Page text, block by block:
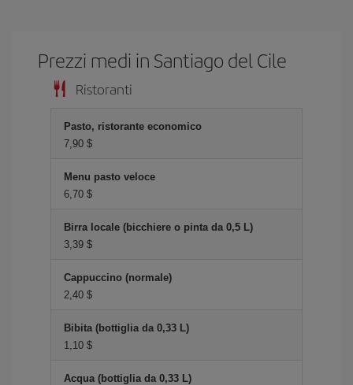
Prezzi medi in Santiago del Cile
Ristoranti
Pasto, ristorante economico
7,90 $
Menu pasto veloce
6,70 $
Birra locale (bicchiere o pinta da 0,5 L)
3,39 $
Cappuccino (normale)
2,40 $
Bibita (bottiglia da 0,33 L)
1,10 $
Acqua (bottiglia da 0,33 L)